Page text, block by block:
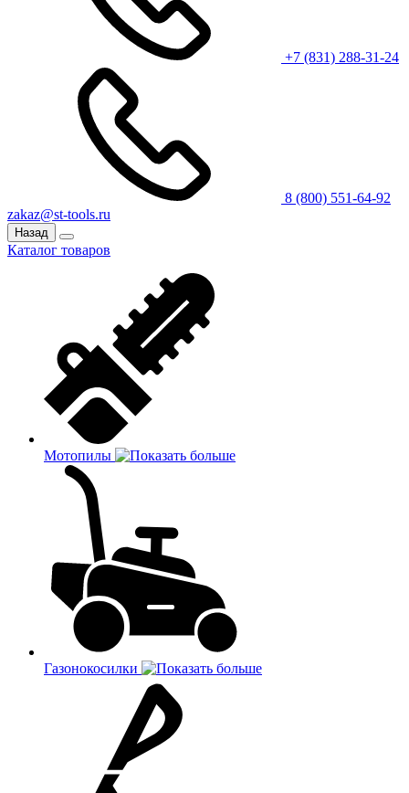
+7 (831) 288-31-24
8 (800) 551-64-92
zakaz@st-tools.ru
Назад
Каталог товаров
Мотопилы
Газонокосилки